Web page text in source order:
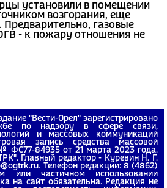
установили в помещении
возгорания, еще
Предварительно, газовые
- к пожару отношения не
"Вести-Орел" зарегистрировано
по надзору в сфере связи,
и массовых коммуникаций
запись средства массовой
ФС77-84935 от 21 марта 2023 года.
Главный редактор - Куревин Н. Г.
Телефон редакции: 8 (4862)
или частичном использовании
на сайт обязательна. Редакция не